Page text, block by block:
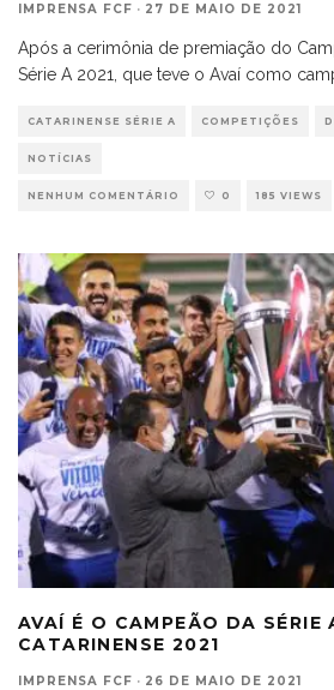
IMPRENSA FCF · 27 DE MAIO DE 2021
Após a cerimônia de premiação do
Série A 2021, que teve o Avaí como
CATARINENSE SÉRIE A COMPETIÇÕES
NOTÍCIAS
NENHUM COMENTÁRIO 0 185 VIEWS
AVAÍ É O CAMPEÃO DA SÉRIE
CATARINENSE 2021
IMPRENSA FCF · 26 DE MAIO DE 2021